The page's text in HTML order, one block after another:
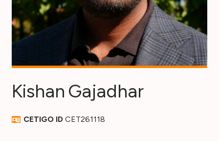
Kishan Gajadhar
CETIGO IDCET261118